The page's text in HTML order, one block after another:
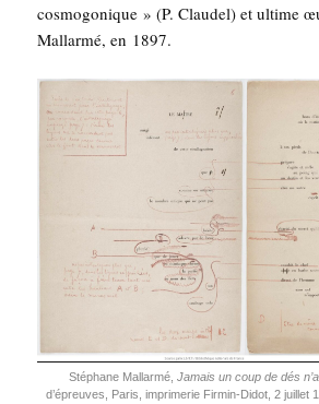
cos­mo­go­nique » (P. Clau­del) et ultime
Mal­lar­mé, en 1897.
Sté­phane Mal­lar­mé, Jamais un coup de dés
d’é­preuves, Paris, impri­me­rie Fir­min-Didot, 2 juillet